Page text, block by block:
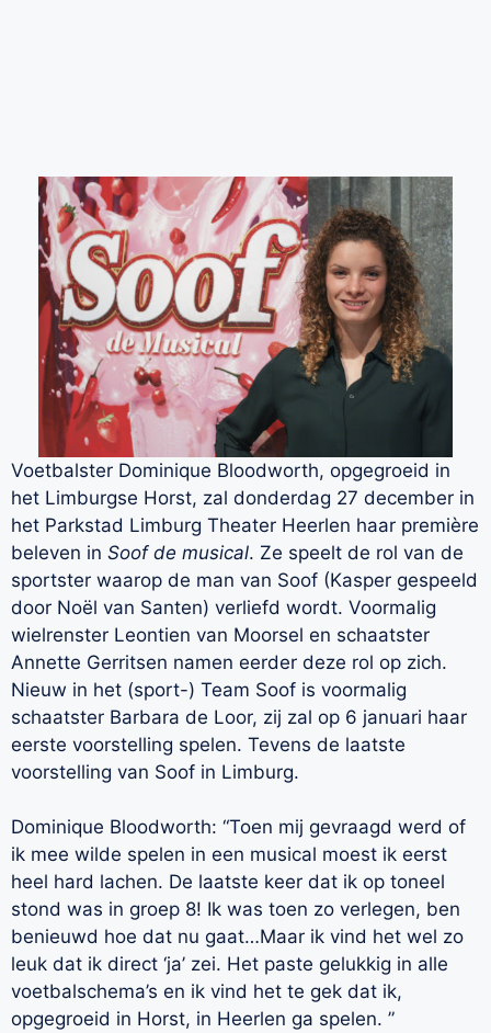
Voetbalster Dominique Bloodworth, opgegroeid in
het Limburgse Horst, zal donderdag 27 december in
het Parkstad Limburg Theater Heerlen haar première
beleven in Soof de musical. Ze speelt de rol van de
sportster waarop de man van Soof (Kasper gespeeld
door Noël van Santen) verliefd wordt. Voormalig
wielrenster Leontien van Moorsel en schaatster
Annette Gerritsen namen eerder deze rol op zich.
Nieuw in het (sport-) Team Soof is voormalig
schaatster Barbara de Loor, zij zal op 6 januari haar
eerste voorstelling spelen. Tevens de laatste
voorstelling van Soof in Limburg.
Dominique Bloodworth: “Toen mij gevraagd werd of
ik mee wilde spelen in een musical moest ik eerst
heel hard lachen. De laatste keer dat ik op toneel
stond was in groep 8! Ik was toen zo verlegen, ben
benieuwd hoe dat nu gaat…Maar ik vind het wel zo
leuk dat ik direct ‘ja’ zei. Het paste gelukkig in alle
voetbalschema’s en ik vind het te gek dat ik,
opgegroeid in Horst, in Heerlen ga spelen. ”